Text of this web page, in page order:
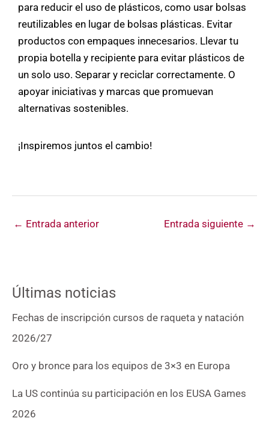
para reducir el uso de plásticos, como usar bolsas
reutilizables en lugar de bolsas plásticas. Evitar
productos con empaques innecesarios. Llevar tu
propia botella y recipiente para evitar plásticos de
un solo uso. Separar y reciclar correctamente. O
apoyar iniciativas y marcas que promuevan
alternativas sostenibles.
¡Inspiremos juntos el cambio!
← Entrada anterior Entrada siguiente →
Últimas noticias
Fechas de inscripción cursos de raqueta y natación
2026/27
Oro y bronce para los equipos de 3×3 en Europa
La US continúa su participación en los EUSA Games
2026